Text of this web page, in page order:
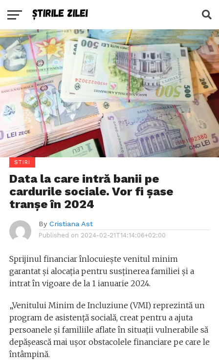
STIRI
Data la care intră banii pe
cardurile sociale. Vor fi șase
tranșe în 2024
By Cristiana Ast
Published on 2024-02-21T14:14:06+02:00
Sprijinul financiar înlocuiește venitul minim
garantat și alocația pentru susținerea familiei și a
intrat în vigoare de la 1 ianuarie 2024.
„Venitului Minim de Incluziune (VMI) reprezintă un
program de asistență socială, creat pentru a ajuta
persoanele și familiile aflate în situații vulnerabile să
depășească mai ușor obstacolele financiare pe care le
întâmpină.